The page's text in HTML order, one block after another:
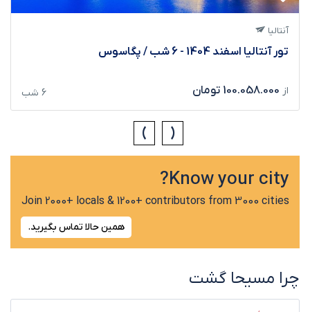
آنتالیا
تور آنتالیا اسفند 1404 - 6 شب / پگاسوس
6 شب از 100.058.000 تومان
‹ ›
Know your city?
Join 2000+ locals & 1200+ contributors from 3000 cities
همین حالا تماس بگیرید.
چرا مسیحا گشت